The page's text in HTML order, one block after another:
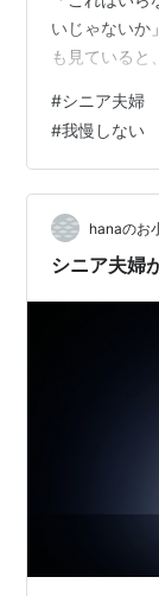
いじゃないか
も見ていると
ニア夫婦の意
い方について
られる ひと
わない」「
そんな些細な
と、じわじわ
#シニア夫婦
#我慢しない
hanaのお
シニア夫婦